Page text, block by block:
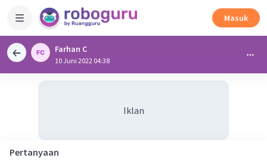
Masuk
Farhan C
10 Juni 2022 04:38
Iklan
Pertanyaan